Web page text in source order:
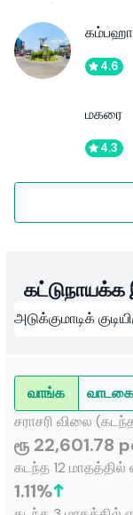
4.6
மகரை
4.3
வாங்க வாடகை
சராசரி விலை
ரூ 22,601.78
கடந்த 12 மாதத்தில்
1.11%